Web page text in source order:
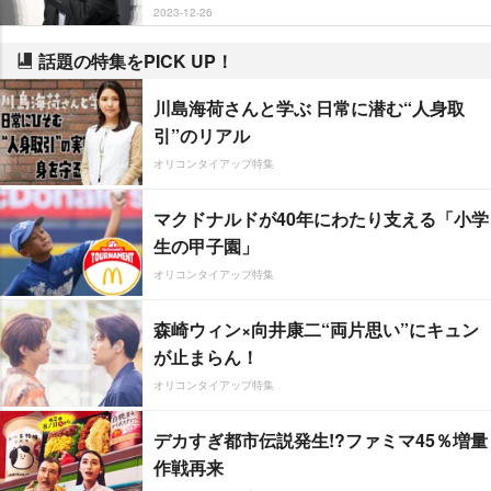
2023-12-26
話題の特集をPICK UP！
川島海荷さんと学ぶ 日常に潜む“人身取
引”のリアル
オリコンタイアップ特集
マクドナルドが40年にわたり支える「小学
生の甲子園」
オリコンタイアップ特集
森崎ウィン×向井康二“両片思い”にキュン
が止まらん！
オリコンタイアップ特集
デカすぎ都市伝説発生!?ファミマ45％増量
作戦再来